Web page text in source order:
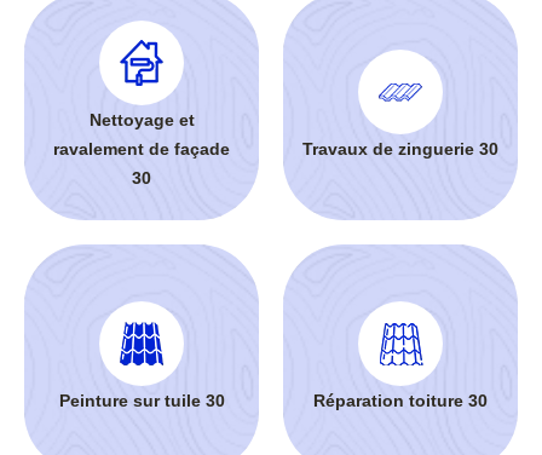
Nettoyage et
ravalement de façade
30
Travaux de zinguerie 30
Peinture sur tuile 30 Réparation toiture 30